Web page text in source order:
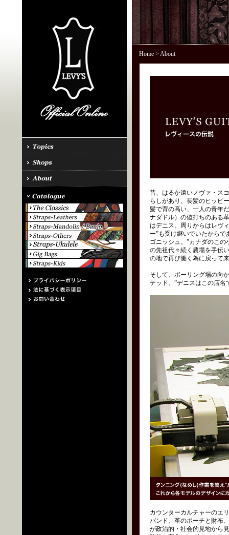
Home> About
昔、はるか遠いノヴァ・ス
らしがあり、長髪のヒッピ
髪で背の高い、一人の青年
ナダドル）の値打ちのある
はデニス。周りからはレヴ
ー”も受け継いでいたから
ゴニッシュ。”カナダのこ
の先祖代々続く農場を手伝
の地で再び働く為に戻って
そして、ボーリング場の向
テッド。”デニスはこの店名
カウンターカルチャーのエ
バンド、革のポーチと財布
が政治的・社会的見地から